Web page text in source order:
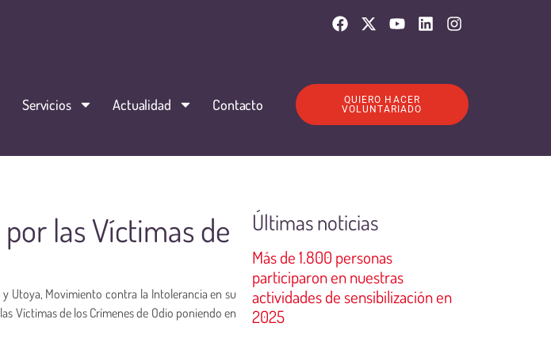
Servicios Actualidad Contacto
QUIERO HACER
VOLUNTARIADO
las Víctimas de
Utoya, Movimiento contra la Intolerancia en su
Víctimas de los Crímenes de Odio poniendo en
Últimas noticias
Más de 1.800 personas
participaron en nuestras
actividades de sensibilización en
2025